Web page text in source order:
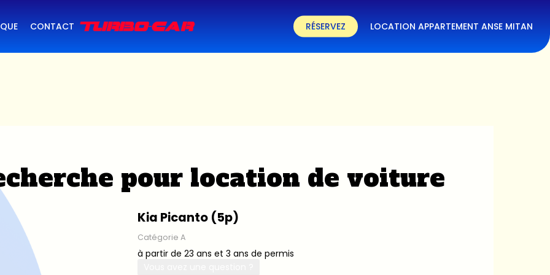
CONTACT RÉSERVEZ LOCATION APPARTEMENT ANSE MITAN
pour location de voiture
Kia Picanto (5p)
Catégorie A
à partir de 23 ans et 3 ans de permis